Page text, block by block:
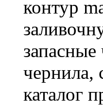
контур
чернила,
каталог